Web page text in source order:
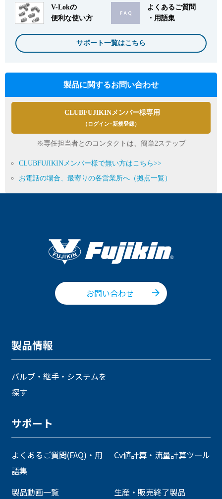
V-Lokの
便利な使い方
よくあるご質問
・用語集
サポート一覧はこちら
製品に関するお問い合わせ
CLUBFUJIKINメンバー様専用
（ログイン･新規登録）
※専任担当者とのコンタクトは、簡単2ステップ
CLUBFUJIKINメンバー様で無い方はこちら>>
お電話の場合、最寄りの各営業所へ（拠点一覧）
お問い合わせ
製品情報
バルブ・継手・システムを
探す
サポート
よくあるご質問(FAQ)・用
語集
Cv値計算・流量計算ツール
製品動画一覧
生産・販売終了製品